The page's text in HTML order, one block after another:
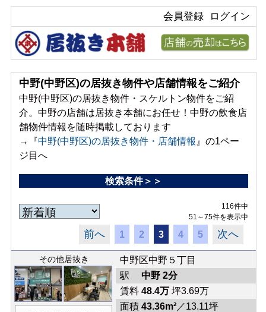
ログイン
会員登録
中野(中野区)の居抜き物件や店舗情報をご紹介
中野(中野区)の居抜き物件・スケルトン物件をご紹
介。中野の店舗は居抜き本舗にお任せ！中野の飲食店
舗物件情報を随時掲載しております
→『中野(中野区)の居抜き物件・店舗情報 』の1ペー
ジ目へ
検索条件＞＞
116件中
51～75件を表示中
前へ 1 2 3 4 5 次へ
その他居抜き
中野区中野５丁目
駅 中野 2分
賃料 48.4万坪3.69万
面積 43.36m²／13.11坪